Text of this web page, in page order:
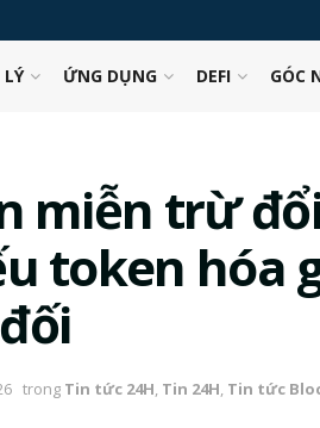
LÝ ỨNG DỤNG DEFI GÓC
miễn trừ
token hóa
trong Tin tức 24H, Tin 24H, Tin tức